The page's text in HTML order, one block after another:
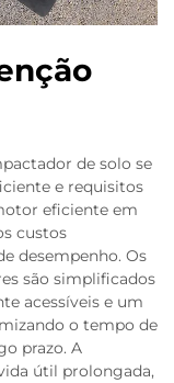
de solo se
e requisitos
eficiente em
custos
desempenho. Os
são simplificados
acessíveis e um
o tempo de
prazo. A
útil prolongada,